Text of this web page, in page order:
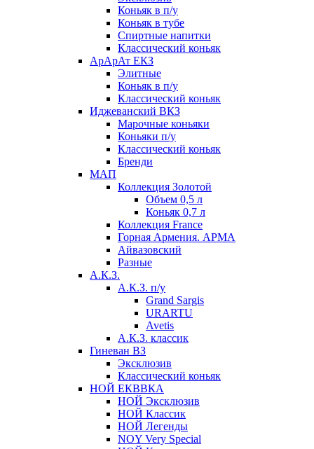
Коньяк в п/у
Коньяк в тубе
Спиртные напитки
Классический коньяк
АрАрАт ЕКЗ
Элитные
Коньяк в п/у
Классический коньяк
Иджеванский ВКЗ
Марочные коньяки
Коньяки п/у
Классический коньяк
Бренди
МАП
Коллекция Золотой
Объем 0,5 л
Коньяк 0,7 л
Коллекция France
Горная Армения. АРМА
Айвазовский
Разные
А.К.З.
А.К.З. п/у
Grand Sargis
URARTU
Avetis
А.К.З. классик
Гиневан ВЗ
Эксклюзив
Классический коньяк
НОЙ ЕКВВКА
НОЙ Эксклюзив
НОЙ Классик
НОЙ Легенды
NOY Very Speсial